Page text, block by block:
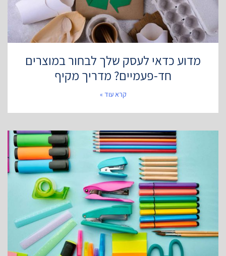
מדוע כדאי לעסק שלך לבחור במוצרים
חד-פעמיים? מדריך מקיף
קרא עוד »